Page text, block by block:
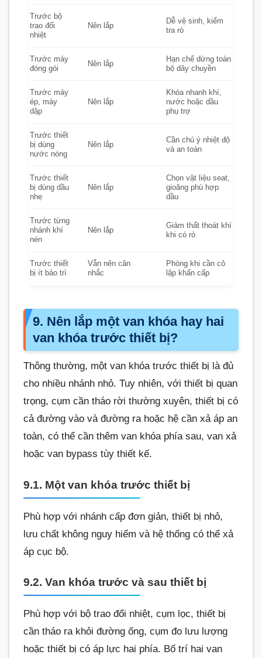
Trước bộ
trao đổi
nhiệt
Nên lắp
Dễ vệ sinh, kiểm
tra rò
Trước máy
đóng gói
Nên lắp
Hạn chế dừng toàn
bộ dây chuyền
Trước máy
ép, máy
dập
Nên lắp
Khóa nhanh khí,
nước hoặc dầu
phụ trợ
Trước thiết
bị dùng
nước nóng
Nên lắp
Cần chú ý nhiệt độ
và an toàn
Trước thiết
bị dùng dầu
nhẹ
Nên lắp
Chọn vật liệu seat,
gioăng phù hợp
dầu
Trước từng
nhánh khí
nén
Nên lắp
Giảm thất thoát khí
khi có rò
Trước thiết
bị ít bảo trì
Vẫn nên cân
nhắc
Phòng khi cần cô
lập khẩn cấp
9. Nên lắp một van khóa hay hai
van khóa trước thiết bị?
Thông thường, một van khóa trước thiết bị là đủ
cho nhiều nhánh nhỏ. Tuy nhiên, với thiết bị quan
trọng, cụm cần tháo rời thường xuyên, thiết bị có
cả đường vào và đường ra hoặc hệ cần xả áp an
toàn, có thể cần thêm van khóa phía sau, van xả
hoặc van bypass tùy thiết kế.
9.1. Một van khóa trước thiết bị
Phù hợp với nhánh cấp đơn giản, thiết bị nhỏ,
lưu chất không nguy hiểm và hệ thống có thể xả
áp cục bộ.
9.2. Van khóa trước và sau thiết bị
Phù hợp với bộ trao đổi nhiệt, cụm lọc, thiết bị
cần tháo ra khỏi đường ống, cụm đo lưu lượng
hoặc thiết bị có áp lực hai phía. Bố trí hai van